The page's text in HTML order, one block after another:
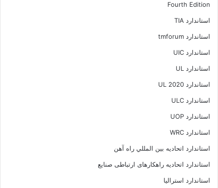
Fourth Edition
استاندارد TIA
استاندارد tmforum
استاندارد UIC
استاندارد UL
استاندارد UL 2020
استاندارد ULC
استاندارد UOP
استاندارد WRC
استاندارد اتحاديه بين المللي راه آهن
استاندارد اتحادیه راهکارهای ارتباطی صنایع
استاندارد استرالیا